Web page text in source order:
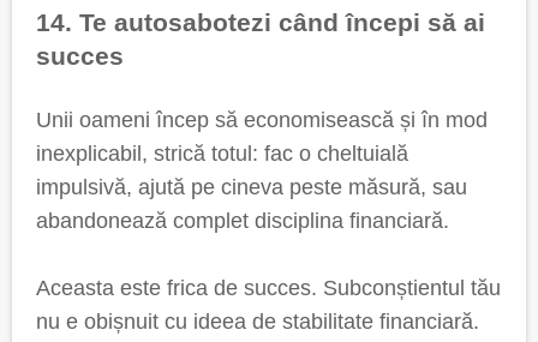
14. Te autosabotezi când începi să ai
succes
Unii oameni încep să economisească și în mod
inexplicabil, strică totul: fac o cheltuială
impulsivă, ajută pe cineva peste măsură, sau
abandonează complet disciplina financiară.
Aceasta este frica de succes. Subconștientul tău
nu e obișnuit cu ideea de stabilitate financiară.